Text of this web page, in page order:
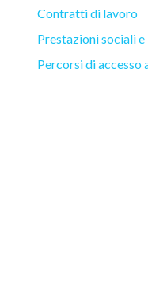
Contratti di lavoro
Prestazioni sociali e
Percorsi di accesso